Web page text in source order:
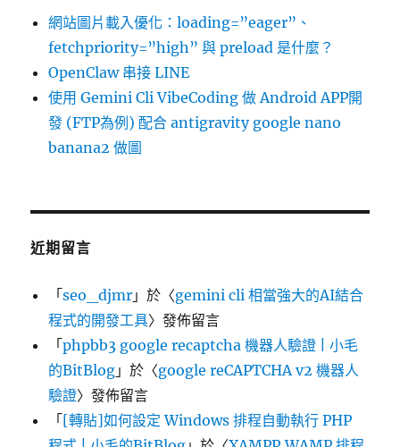
網站圖片載入優化：loading=”eager”、
fetchpriority=”high” 與 preload 是什麼？
OpenClaw 串接 LINE
使用 Gemini Cli VibeCoding 做 Android APP開
發 (FTP為例) 配合 antigravity google nano
banana2 做圖
近期留言
「seo_djmr 」於〈gemini cli 相當強大的AI結合
程式的開發工具〉發佈留言
「phpbb3 google recaptcha 機器人驗證 | 小毛
的BitBlog 」於〈google reCAPTCHA v2 機器人
驗證〉發佈留言
「[轉貼]如何設定 Windows 排程自動執行 PHP